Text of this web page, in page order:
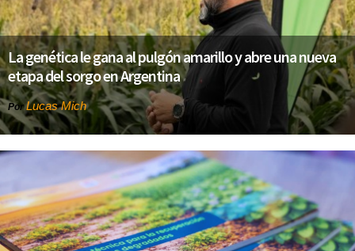
La genética le gana al pulgón amarillo y abre una nueva
etapa del sorgo en Argentina
PorLucas Mich